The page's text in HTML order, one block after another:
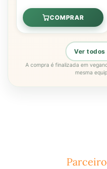
COMPRAR
Ver
A compra é finalizada em
mesma